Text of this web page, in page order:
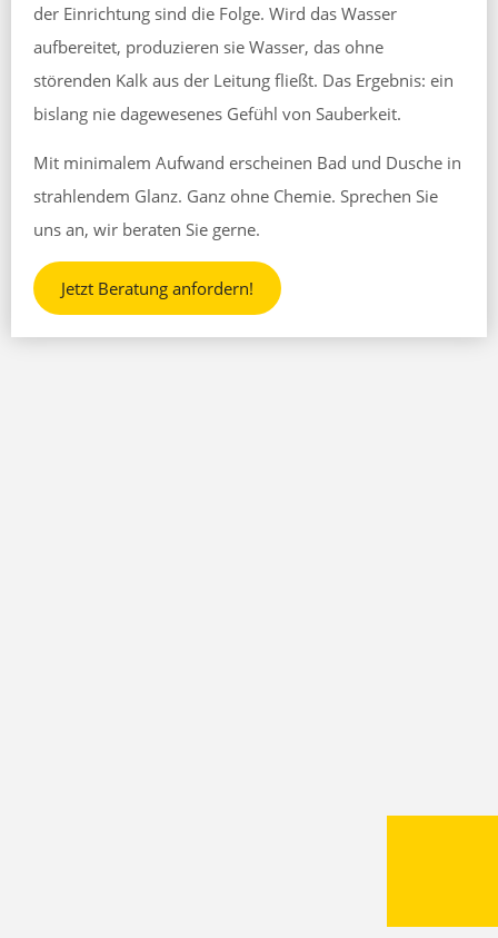
der Einrichtung sind die Folge. Wird das Wasser
aufbereitet, produzieren sie Wasser, das ohne
störenden Kalk aus der Leitung fließt. Das Ergebnis: ein
bislang nie dagewesenes Gefühl von Sauberkeit.
Mit minimalem Aufwand erscheinen Bad und Dusche in
strahlendem Glanz. Ganz ohne Chemie. Sprechen Sie
uns an, wir beraten Sie gerne.
Jetzt Beratung anfordern!